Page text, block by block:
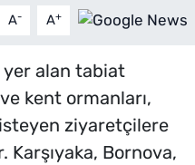
A- A+
yer alan tabiat
kent ormanları,
ziyaretçilere
Bornova,